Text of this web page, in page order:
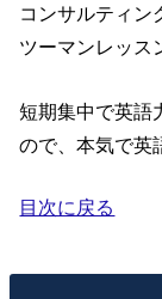
コンサルティン
ツーマンレッス
短期集中で英語
ので、本気で英
目次に戻る